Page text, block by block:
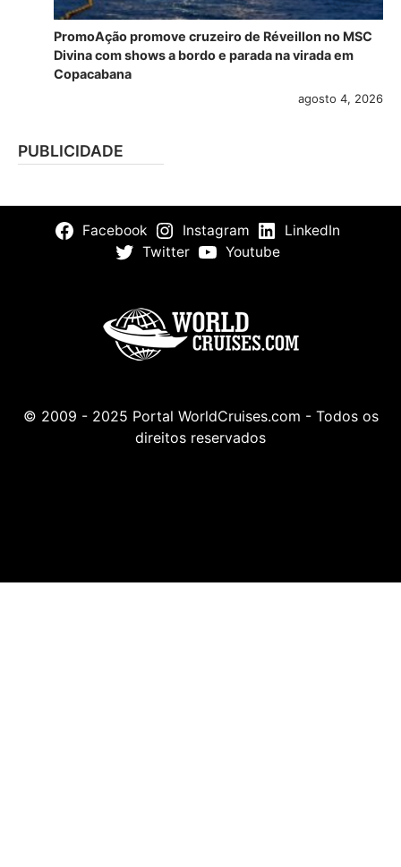
PromoAção promove cruzeiro de Réveillon no MSC
Divina com shows a bordo e parada na virada em
Copacabana
agosto 4, 2026
PUBLICIDADE
Facebook Instagram
LinkedIn
Twitter
Youtube
© 2009 - 2025 Portal WorldCruises.com - Todos os
direitos reservados